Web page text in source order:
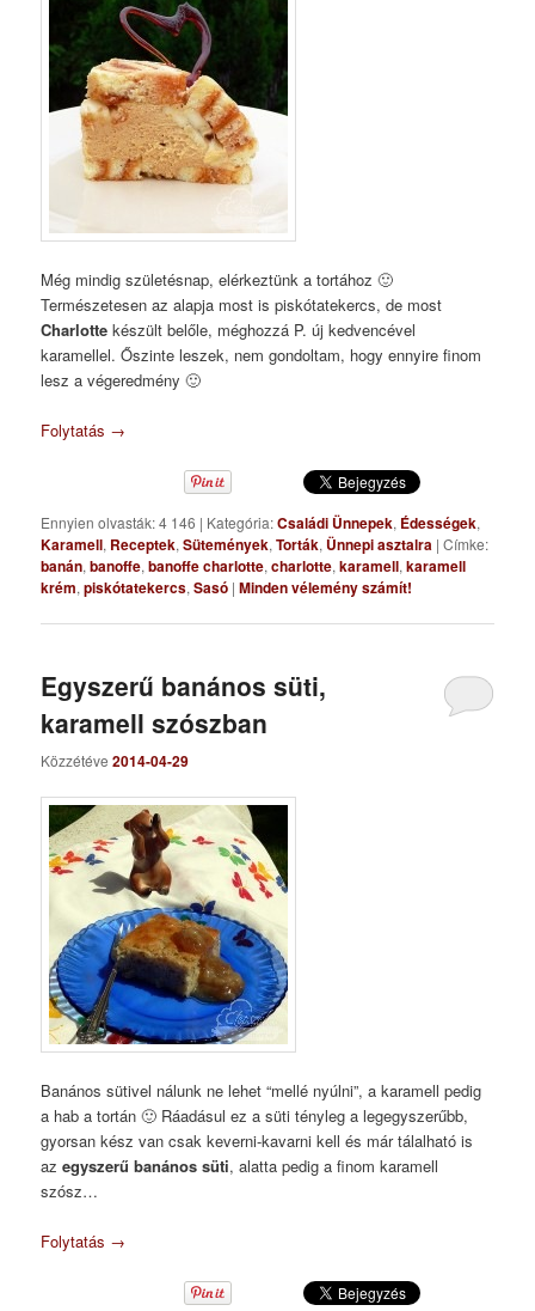
Még mindig születésnap, elérkeztünk a tortához 🙂
Természetesen az alapja most is piskótatekercs, de most
Charlotte készült belőle, méghozzá P. új kedvencével
karamellel. Őszinte leszek, nem gondoltam, hogy ennyire finom
lesz a végeredmény 🙂
Folytatás →
Ennyien olvasták: 4 146 | Kategória:Családi Ünnepek, Édességek,
Karamell, Receptek,Sütemények,Torták, Ünnepi asztalra |Címke:
banán,banoffe,banoffe charlotte,charlotte,karamell,karamell
krém,piskótatekercs,Sasó |Minden vélemény számít!
Egyszerű banános süti,
karamell szószban
Közzétéve2014-04-29
Banános sütivel nálunk ne lehet “mellé nyúlni”, a karamell pedig
a hab a tortán 🙂 Ráadásul ez a süti tényleg a legegyszerűbb,
gyorsan kész van csak keverni-kavarni kell és már tálalható is
azegyszerű banános süti, alatta pedig a finom karamell
szósz…
Folytatás →